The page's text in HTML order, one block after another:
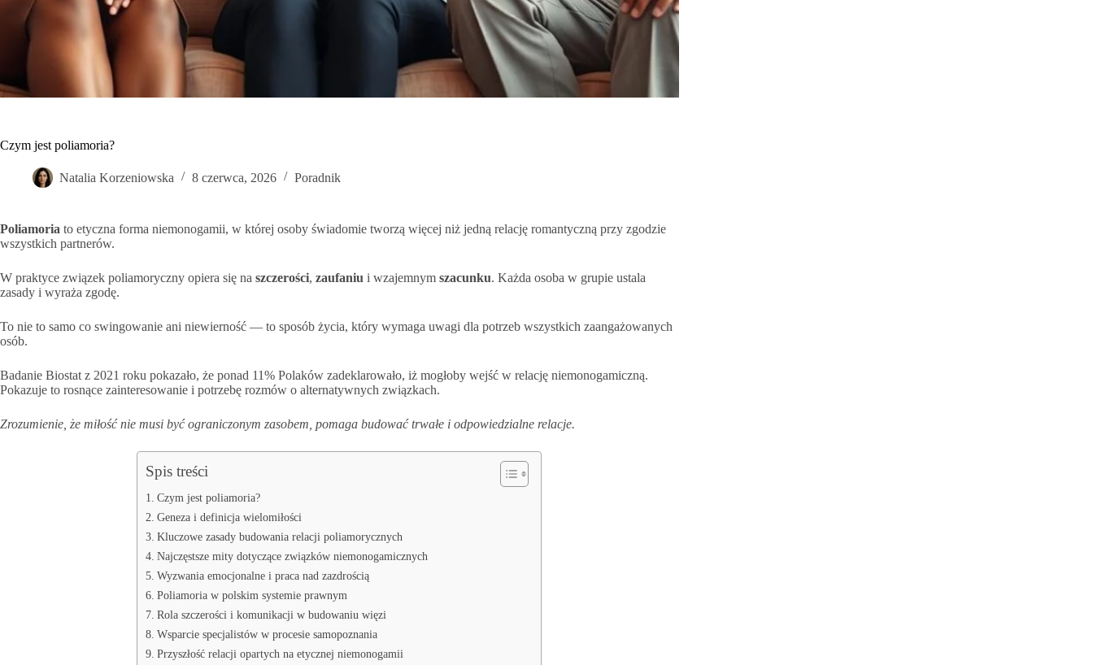
Czym jest poliamoria?
Natalia Korzeniowska 8 czerwca, 2026 Poradnik
Poliamoria to etyczna forma niemonogamii, w której osoby świadomie tworzą więcej niż jedną relację romantyczną przy zgodzie
wszystkich partnerów.
W praktyce związek poliamoryczny opiera się na szczerości, zaufaniu i wzajemnym szacunku. Każda osoba w grupie ustala
zasady i wyraża zgodę.
To nie to samo co swingowanie ani niewierność — to sposób życia, który wymaga uwagi dla potrzeb wszystkich zaangażowanych
osób.
Badanie Biostat z 2021 roku pokazało, że ponad 11% Polaków zadeklarowało, iż mogłoby wejść w relację niemonogamiczną.
Pokazuje to rosnące zainteresowanie i potrzebę rozmów o alternatywnych związkach.
Zrozumienie, że miłość nie musi być ograniczonym zasobem, pomaga budować trwałe i odpowiedzialne relacje.
Spis treści
Czym jest poliamoria?
Geneza i definicja wielomiłości
Kluczowe zasady budowania relacji poliamorycznych
Najczęstsze mity dotyczące związków niemonogamicznych
Wyzwania emocjonalne i praca nad zazdrością
Poliamoria w polskim systemie prawnym
Rola szczerości i komunikacji w budowaniu więzi
Wsparcie specjalistów w procesie samopoznania
Przyszłość relacji opartych na etycznej niemonogamii